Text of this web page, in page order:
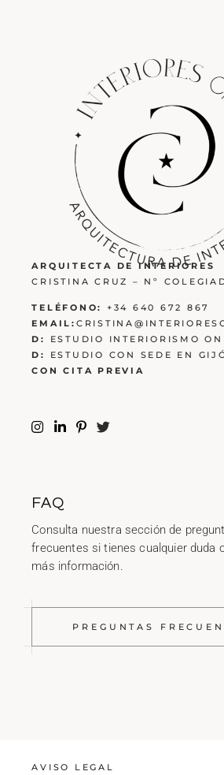
ARQUITECTA DE INTERIORES
CRISTINA CRUZ – Nº
TELÉFONO:
+34 640 672 867
EMAIL:
D:
ESTUDIO INTERIORISMO
D:
ESTUDIO CON SEDE EN
CON CITA PREVIA
FAQ
Consulta nuestra sección de
frecuentes si tienes cualquier duda
más información.
PREGUNTAS
AVISO LEGAL